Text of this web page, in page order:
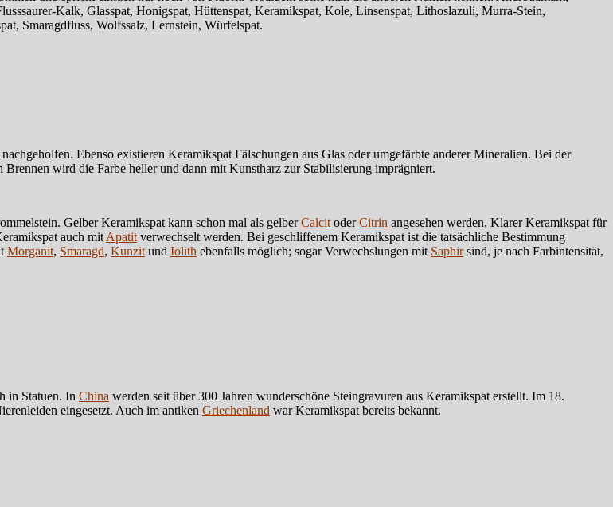
Kalk, Glasspat, Honigspat, Hüttenspat, Keramikspat, Kole, Linsenspat, Lithoslazuli, Murra-Stein,
Smaragdfluss, Wolfssalz, Lernstein, Würfelspat.
Ebenso existieren Keramikspat Fälschungen aus Glas oder umgefärbte anderer Mineralien. Bei der
wird die Farbe heller und dann mit Kunstharz zur Stabilisierung imprägniert.
Gelber Keramikspat kann schon mal als gelberCalcit oderCitrin angesehen werden, Klarer Keramikspat für
auch mit Apatit verwechselt werden. Bei geschliffenem Keramikspat ist die tatsächliche Bestimmung
Morganit, Smaragd, Kunzit und Iolith ebenfalls möglich; sogar Verwechslungen mit Saphirsind, je nach Farbintensität,
in Statuen. In China werden seit über 300 Jahren wunderschöne Steingravuren aus Keramikspat erstellt. Im 18.
eingesetzt. Auch im antiken Griechenland war Keramikspat bereits bekannt.